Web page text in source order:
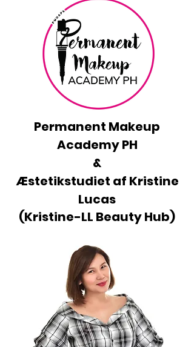
Permanent Makeup
Academy PH
&
Æstetikstudiet af Kristine
Lucas
(Kristine-LL Beauty Hub)